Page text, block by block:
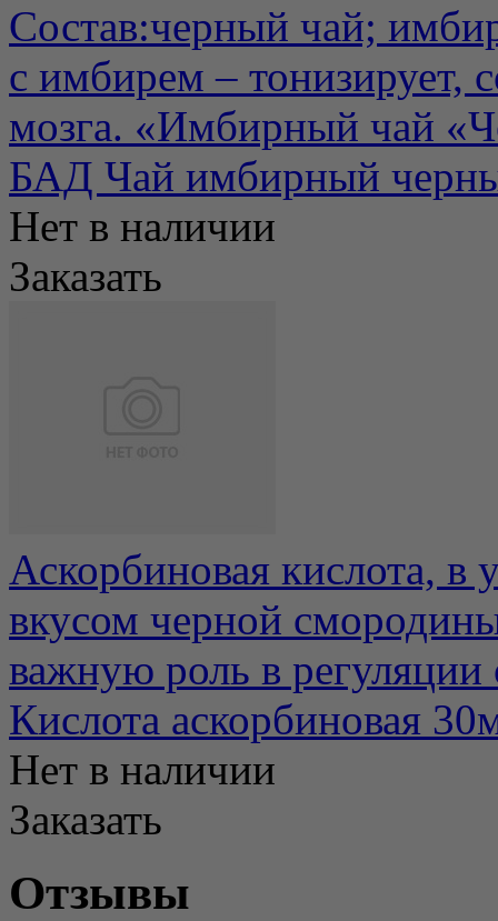
Состав:черный чай;
с имбирем – тонизирует,
мозга. «Имбирный чай
БАД Чай имбирный
Нет в наличии
Заказать
Аскорбиновая кислота, в
вкусом черной
важную роль в регуляции
Кислота аскорбиновая
Нет в наличии
Заказать
Отзывы